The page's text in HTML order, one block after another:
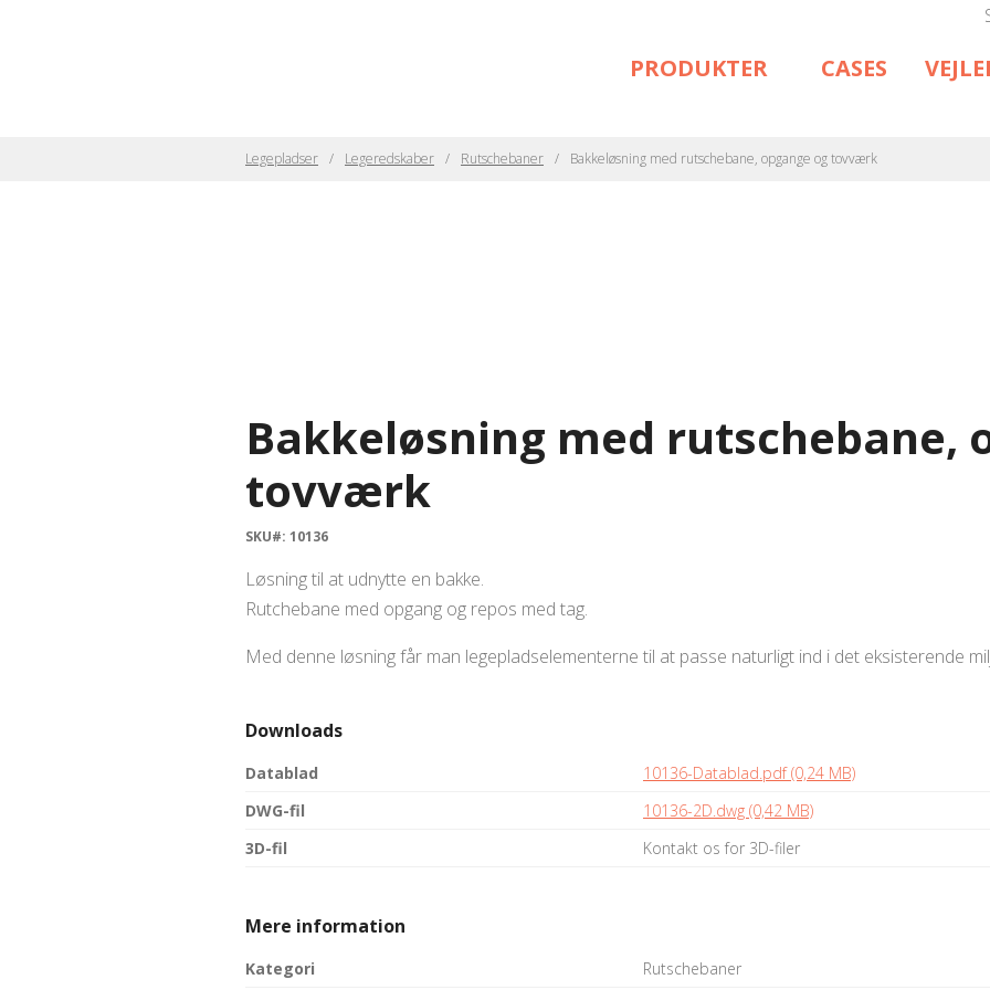
PRODUKTER CASES
Legepladser Legeredskaber Rutschebaner Bakkeløsning med rutschebane, opgange og tovværk
Bakkeløsning med rutschebane,
tovværk
SKU#: 10136
Løsning til at udnytte en bakke.
Rutchebane med opgang og repos med tag.
Med denne løsning får man legepladselementerne til at passe naturligt ind i det eksisterende
Downloads
Datablad
10136-Datablad.pdf (0,24 MB)
DWG-fil
10136-2D.dwg (0,42 MB)
3D-fil
Kontakt os for 3D-filer
Mere information
Kategori Rutschebaner